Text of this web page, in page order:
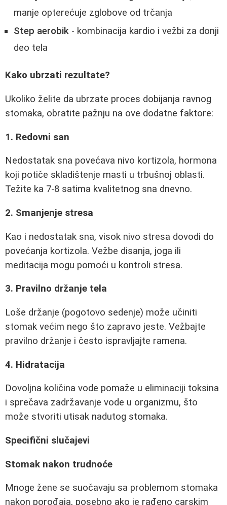
manje opterećuje zglobove od trčanja
Step aerobik - kombinacija kardio i vežbi za donji
deo tela
Kako ubrzati rezultate?
Ukoliko želite da ubrzate proces dobijanja ravnog
stomaka, obratite pažnju na ove dodatne faktore:
1. Redovni san
Nedostatak sna povećava nivo kortizola, hormona
koji potiče skladištenje masti u trbušnoj oblasti.
Težite ka 7-8 satima kvalitetnog sna dnevno.
2. Smanjenje stresa
Kao i nedostatak sna, visok nivo stresa dovodi do
povećanja kortizola. Vežbe disanja, joga ili
meditacija mogu pomoći u kontroli stresa.
3. Pravilno držanje tela
Loše držanje (pogotovo sedenje) može učiniti
stomak većim nego što zapravo jeste. Vežbajte
pravilno držanje i često ispravljajte ramena.
4. Hidratacija
Dovoljna količina vode pomaže u eliminaciji toksina
i sprečava zadržavanje vode u organizmu, što
može stvoriti utisak nadutog stomaka.
Specifični slučajevi
Stomak nakon trudnoće
Mnoge žene se suočavaju sa problemom stomaka
nakon porođaja, posebno ako je rađeno carskim